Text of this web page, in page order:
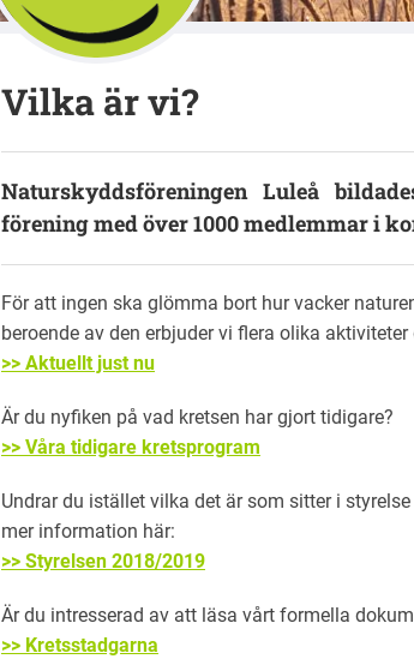
Vilka är vi?
Naturskyddsföreningen Luleå
förening med över 1000 medlemmar i
För att ingen ska glömma bort hur vacker
beroende av den erbjuder vi flera olika
>> Aktuellt just nu
Är du nyfiken på vad kretsen har gjort tidigare?
>> Våra tidigare kretsprogram
Undrar du istället vilka det är som sitter i
mer information här:
>> Styrelsen 2018/2019
Är du intresserad av att läsa vårt formella
>> Kretsstadgarna